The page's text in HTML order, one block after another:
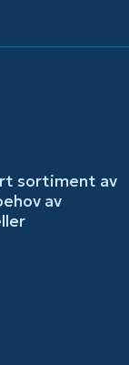
sortiment av
av